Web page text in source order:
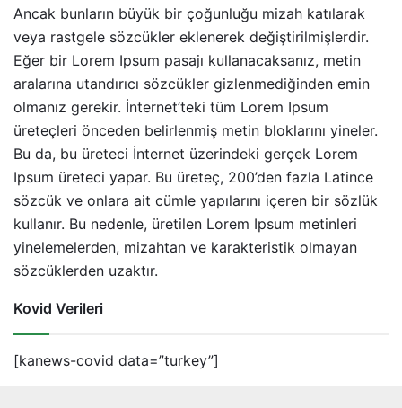
Ancak bunların büyük bir çoğunluğu mizah katılarak
veya rastgele sözcükler eklenerek değiştirilmişlerdir.
Eğer bir Lorem Ipsum pasajı kullanacaksanız, metin
aralarına utandırıcı sözcükler gizlenmediğinden emin
olmanız gerekir. İnternet’teki tüm Lorem Ipsum
üreteçleri önceden belirlenmiş metin bloklarını yineler.
Bu da, bu üreteci İnternet üzerindeki gerçek Lorem
Ipsum üreteci yapar. Bu üreteç, 200’den fazla Latince
sözcük ve onlara ait cümle yapılarını içeren bir sözlük
kullanır. Bu nedenle, üretilen Lorem Ipsum metinleri
yinelemelerden, mizahtan ve karakteristik olmayan
sözcüklerden uzaktır.
Kovid Verileri
[kanews-covid data=”turkey”]